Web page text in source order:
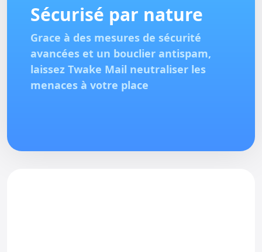
Sécurisé par nature
Grace à des mesures de sécurité
avancées et un bouclier antispam,
laissez Twake Mail neutraliser les
menaces à votre place